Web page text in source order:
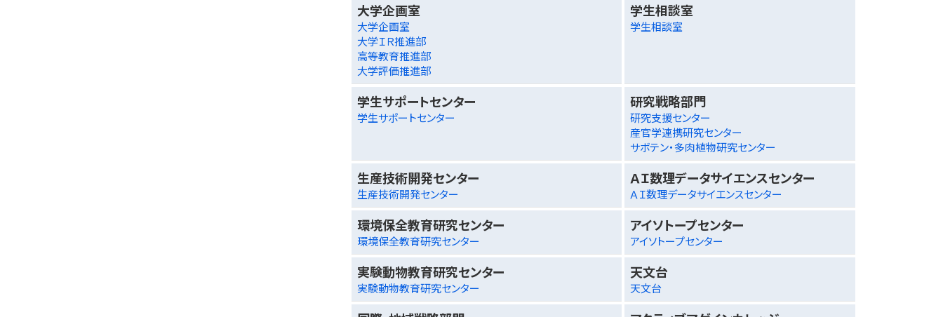
大学企画室
大学企画室
大学ＩＲ推進部
高等教育推進部
大学評価推進部
学生相談室
学生相談室
学生サポートセンター
学生サポートセンター
研究戦略部門
研究支援センター
産官学連携研究センター
サボテン・多肉植物研究センター
生産技術開発センター
生産技術開発センター
ＡＩ数理データサイエンスセンター
ＡＩ数理データサイエンスセンター
環境保全教育研究センター
環境保全教育研究センター
アイソトープセンター
アイソトープセンター
実験動物教育研究センター
実験動物教育研究センター
天文台
天文台